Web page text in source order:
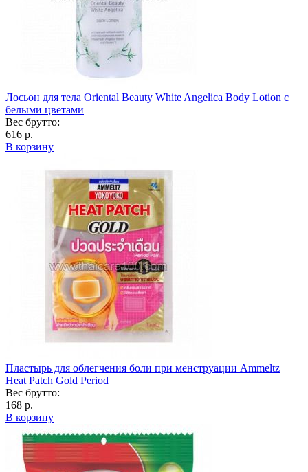
Лосьон для тела Oriental Beauty White Angelica Body Lotion с
белыми цветами
Вес брутто:
616 р.
В корзину
Пластырь для облегчения боли при менструации Ammeltz
Heat Patch Gold Period
Вес брутто:
168 р.
В корзину